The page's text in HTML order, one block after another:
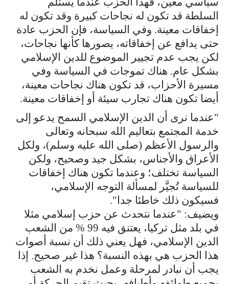
السلطة قد تكون له نجاحات كبيرة وقد تكون له
إخفاقات معينة. وفي السياسة، فإن الحزب عادة
حتى يدافع عن إخفاقاته، يصورها كأنها نجاحات،
لكن يجب عدم تجيير الموضوع للدين الإسلامي
بشكل عام. هناك تموجات في السياسة وفي
مسيرة الأحزاب، قد تكون هناك نجاحات معينة،
أيضا تكون هناك تجارب سيئة أو إخفاقات معينة.
"عندما نرى أن الدين الإسلامي السمح يدعو إلى
خدمة المجتمع بتعاليم الله سبحانه وتعالى
والرسول الأعظم (صلى الله عليه وسلم)، ولكل
الأعراق والأجناس، بشكل جيد وصحيح، ولكن
السياسة تختلف؛ وعندما تكون هناك إخفاقات
للسياسة تُجيَّر لمسألة التوجه الإسلامي،
فسيكون ذلك خاطئا جدا".
ويضيف: "عندما نتحدث عن حزب إسلامي مثلا
في بلد مثل تركيا، يعتنق فيه 99 % من الشعب
الدين الإسلامي، فهل يعني ذلك أن نسبة أصوات
هذا الحزب هي بهذه النسبة؟ هذا غير صحيح. إذا
يجب أن نبادر لمرحلة وعمل نخدم به الشعب